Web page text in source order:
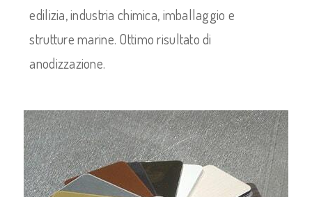
edilizia, industria chimica, imballaggio e
strutture marine. Ottimo risultato di
anodizzazione.